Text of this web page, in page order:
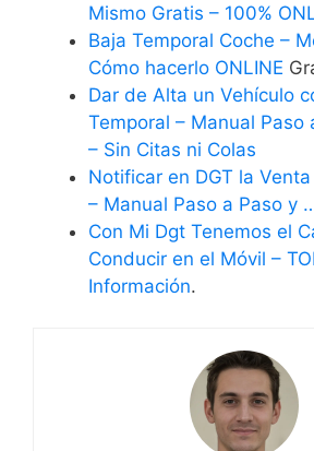
Mismo Gratis – 100%
Baja Temporal Coche –
Cómo hacerlo ONLINE
Dar de Alta un Vehículo
Temporal – Manual Paso
– Sin Citas ni Colas
Notificar en DGT la
– Manual Paso a Paso y
Con Mi Dgt Tenemos el
Conducir en el Móvil –
Información.